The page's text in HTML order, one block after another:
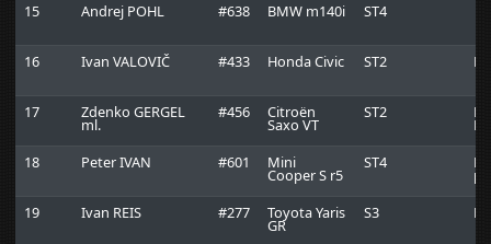
15
Andrej POHL #638 BMW m140i ST4
16 Ivan VALOVIČ #433 Honda Civic ST2
17 Zdenko GERGEL
ml.
#456 Citroën
Saxo VT
ST2
18
Peter IVAN #601 Mini
Cooper S r5
ST4
19
Ivan REIS #277 Toyota Yaris
GR
S3